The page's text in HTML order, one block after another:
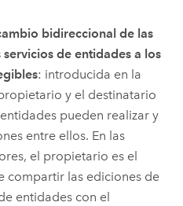
bidireccional de las
de entidades a los
: introducida en la
y el destinatario
pueden realizar y
entre ellos. En las
el propietario es el
compartir las ediciones de
entidades con el